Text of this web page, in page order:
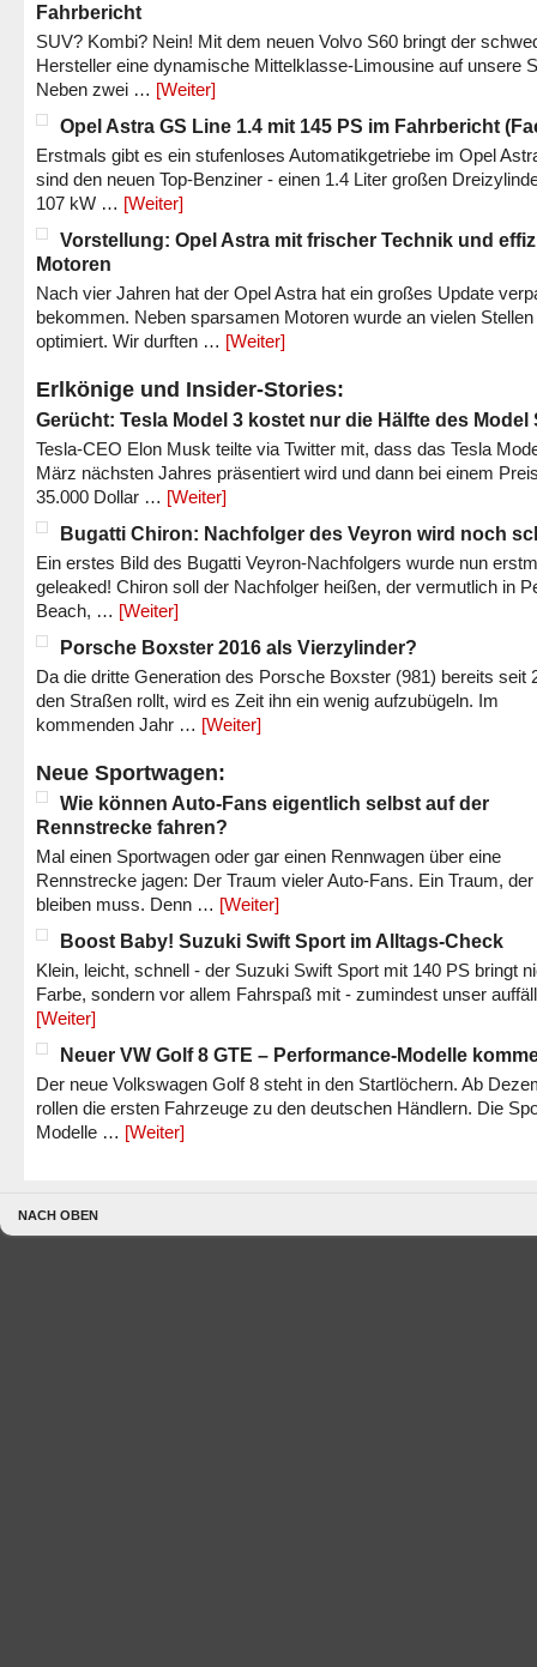
Fahrbericht
SUV? Kombi? Nein! Mit dem neuen Volvo S60 bringt der
Hersteller eine dynamische Mittelklasse-Limousine auf unsere
Neben zwei … [Weiter]
Opel Astra GS Line 1.4 mit 145 PS im Fahrbericht
Erstmals gibt es ein stufenloses Automatikgetriebe im Opel
sind den neuen Top-Benziner - einen 1.4 Liter großen
107 kW … [Weiter]
Vorstellung: Opel Astra mit frischer Technik und
Motoren
Nach vier Jahren hat der Opel Astra hat ein großes Update
bekommen. Neben sparsamen Motoren wurde an vielen Stellen
optimiert. Wir durften … [Weiter]
Erlkönige und Insider-Stories:
Gerücht: Tesla Model 3 kostet nur die Hälfte des Model
Tesla-CEO Elon Musk teilte via Twitter mit, dass das Tesla
März nächsten Jahres präsentiert wird und dann bei einem
35.000 Dollar … [Weiter]
Bugatti Chiron: Nachfolger des Veyron wird noch
Ein erstes Bild des Bugatti Veyron-Nachfolgers wurde nun
geleaked! Chiron soll der Nachfolger heißen, der vermutlich in
Beach, … [Weiter]
Porsche Boxster 2016 als Vierzylinder?
Da die dritte Generation des Porsche Boxster (981) bereits seit
den Straßen rollt, wird es Zeit ihn ein wenig aufzubügeln. Im
kommenden Jahr … [Weiter]
Neue Sportwagen:
Wie können Auto-Fans eigentlich selbst auf der
Rennstrecke fahren?
Mal einen Sportwagen oder gar einen Rennwagen über eine
Rennstrecke jagen: Der Traum vieler Auto-Fans. Ein Traum,
bleiben muss. Denn … [Weiter]
Boost Baby! Suzuki Swift Sport im Alltags-Check
Klein, leicht, schnell - der Suzuki Swift Sport mit 140 PS bringt
Farbe, sondern vor allem Fahrspaß mit - zumindest unser
[Weiter]
Neuer VW Golf 8 GTE – Performance-Modelle
Der neue Volkswagen Golf 8 steht in den Startlöchern. Ab
rollen die ersten Fahrzeuge zu den deutschen Händlern. Die
Modelle … [Weiter]
NACH OBEN